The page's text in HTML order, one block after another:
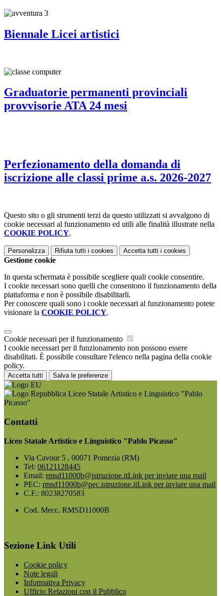
Biennale Licei artistici
Graduatorie permanenti provinciali
provvisorie ATA 24 mesi
Perfezionamento della domanda di
iscrizione alle classi prime a.s. 2026-2027
Questo sito o gli strumenti terzi da questo utilizzati si avvalgono di
cookie necessari al funzionamento ed utili alle finalità illustrate nella
COOKIE POLICY.
Personalizza Rifiuta tutti i cookies Accetta tutti i cookies
Gestione cookie
In questa schermata è possibile scegliere quali cookie consentire.
I cookie necessari sono quelli che consentono il funzionamento della
piattaforma e non è possibile disabilitarli.
Per conoscere quali sono i cookie necessari al funzionamento potete
visionare la COOKIE POLICY.
Cookie necessari per il funzionamento
I cookie necessari per il funzionamento non possono essere
disabilitati. È possibile consultare l'elenco nella pagina della cookie
policy.
Accetta tutti Salva le preferenze
Liceo Statale Artistico e Linguistico "Pablo
Picasso"
Contatti
Liceo Statale Artistico e Linguistico "Pablo Picasso"
Via Cavour 5 , 00071 Pomezia (RM)
Tel: 06121128445
Email: rmsd11000b@istruzione.itLink per inviare una mail
PEC: rmsd11000b@pec.istruzione.itLink per inviare una mail
C.F.: 80238270583
Cod. Mecc. RMSD11000B
Sezione Link Utili
Cookie policy
Note legali
Informativa Privacy
Ufficio Relazioni con il Pubblico